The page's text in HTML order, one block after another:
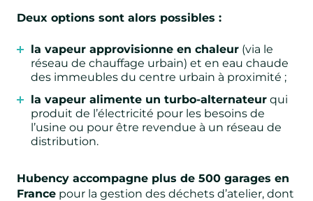
Deux options sont alors possibles :
la vapeur approvisionne en chaleur (via le
réseau de chauffage urbain) et en eau chaude
des immeubles du centre urbain à proximité ;
la vapeur alimente un turbo-alternateur qui
produit de l’électricité pour les besoins de
l’usine ou pour être revendue à un réseau de
distribution.
Hubency accompagne plus de 500 garages en
France pour la gestion des déchets d’atelier, dont